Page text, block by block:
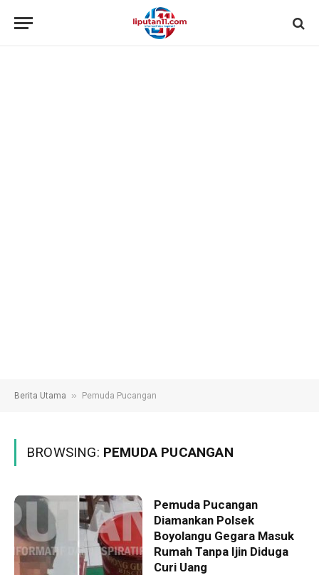
Berita Utama » Pemuda Pucangan
BROWSING: PEMUDA PUCANGAN
Pemuda Pucangan
Diamankan Polsek
Boyolangu Gegara Masuk
Rumah Tanpa Ijin Diduga
Curi Uang